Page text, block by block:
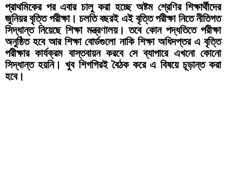
প্রাথমিকের পর এবার চালু করা হচ্ছে অষ্টম শ্রেণির শিক্ষার্থীদের
জুনিয়র বৃত্তি পরীক্ষা। চলতি বছরই এই বৃত্তি পরীক্ষা নিতে নীতিগত
সিদ্ধান্ত নিয়েছে শিক্ষা মন্ত্রণালয়। তবে কোন পদ্ধতিতে পরীক্ষা
অনুষ্ঠিত হবে আর শিক্ষা বোর্ডগুলো নাকি শিক্ষা অধিদপ্তর এ বৃত্তি
পরীক্ষার কার্যক্রম বাস্তবায়ন করবে সে ব্যাপারে এখনো কোনো
সিদ্ধান্ত হয়নি। খুব শিগগিরই বৈঠক করে এ বিষয়ে চূড়ান্ত করা
হবে।